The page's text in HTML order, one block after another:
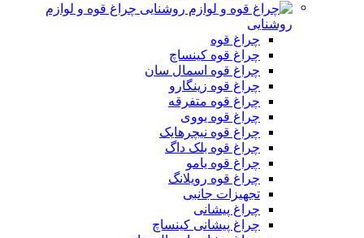
چراغ قوه و لوازم
روشنایی
چراغ قوه
چراغ قوه کینساچ
چراغ قوه اسمال سان
چراغ قوه زینگارو
چراغ قوه متفرقه
چراغ قوه یووی
چراغ قوه نیچرهایک
چراغ قوه بلک‌ داگ
چراغ قوه یامو
چراغ قوه رویلانگ
تجهیزات جانبی
چراغ پیشانی
چراغ پیشانی کینساچ